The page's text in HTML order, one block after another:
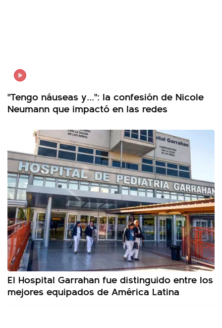
"Tengo náuseas y...": la confesión de Nicole
Neumann que impactó en las redes
El Hospital Garrahan fue distinguido entre los
mejores equipados de América Latina